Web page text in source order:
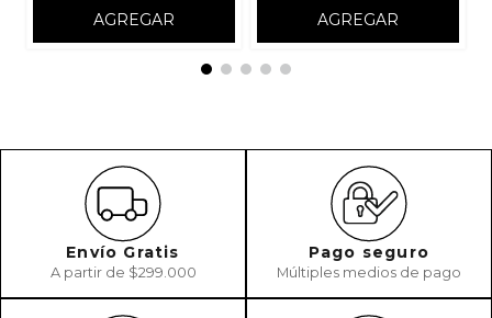
AGREGAR AGREGAR
Envío Gratis
A partir de $299.000
Pago seguro
Múltiples medios de pago